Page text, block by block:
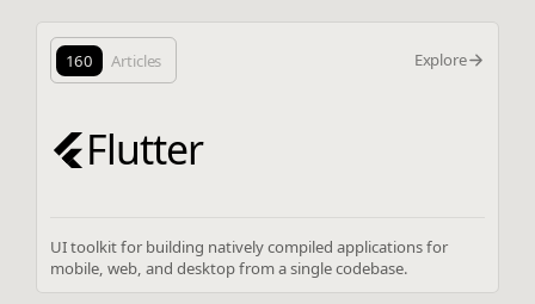
160 Articles Explore
Flutter
UI toolkit for building natively compiled applications for
mobile, web, and desktop from a single codebase.